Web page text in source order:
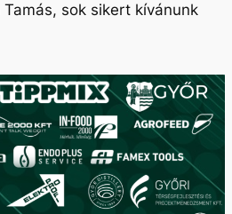
sok sikert kívánunk